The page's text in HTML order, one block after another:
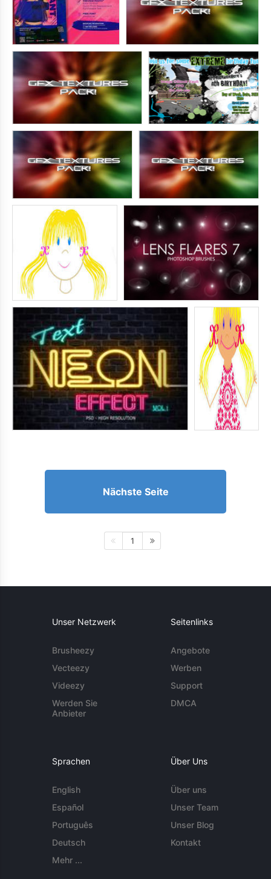
Nächste Seite
1
Unser Netzwerk
Brusheezy
Vecteezy
Videezy
Werden Sie
Anbieter
Seitenlinks
Angebote
Werben
Support
DMCA
Sprachen
English
Español
Português
Deutsch
Mehr ...
Über Uns
Über uns
Unser Team
Unser Blog
Kontakt